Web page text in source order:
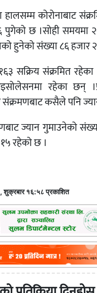
हालसम्म कोरोनाबाट
पुगेको छ ।सोही समयमा
हुनेको संख्या ८६ हजार
सक्रिय संक्रमित
रहेका छन्
कसैले पनि
ज्यान गुमाउनेको
रहेको छ ।
शुक्रबार १६:५८ प्रकाशित